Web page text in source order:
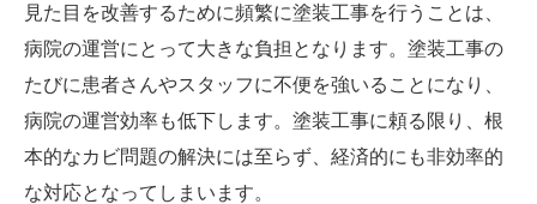
見た目を改善するために頻繁に塗装工事を行うことは、
病院の運営にとって大きな負担となります。塗装工事の
たびに患者さんやスタッフに不便を強いることになり、
病院の運営効率も低下します。塗装工事に頼る限り、根
本的なカビ問題の解決には至らず、経済的にも非効率的
な対応となってしまいます。